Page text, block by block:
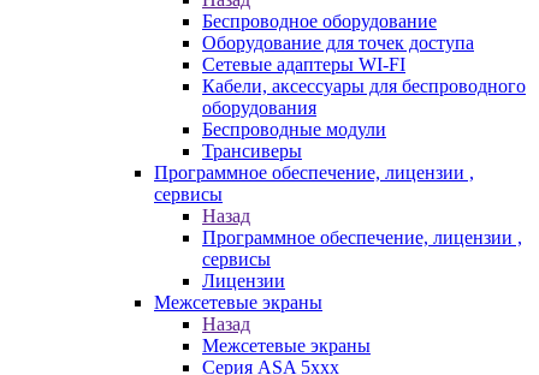
Беспроводное оборудование
Оборудование для точек доступа
Сетевые адаптеры WI-FI
Кабели, аксессуары для беспроводного
оборудования
Беспроводные модули
Трансиверы
Программное обеспечение, лицензии ,
сервисы
Назад
Программное обеспечение, лицензии ,
сервисы
Лицензии
Межсетевые экраны
Назад
Межсетевые экраны
Серия ASA 5xxx